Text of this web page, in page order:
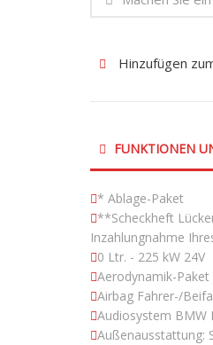
Hinzufügen
FUNKTIONEN
* Ablage-Paket
**Scheckheft
Inzahlungnahme
0 Ltr. - 225 kW 24V
Aerodynamik-
Airbag Fahrer-/
Audiosystem BMW
Außenausstattung: